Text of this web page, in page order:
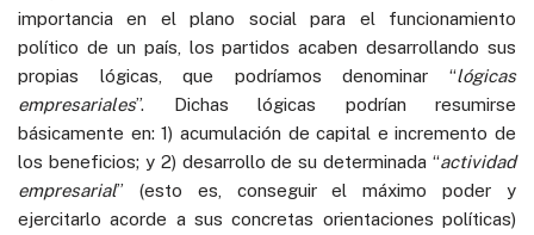
importancia en el plano social para el funcionamiento
político de un país, los partidos acaben desarrollando sus
propias lógicas, que podríamos denominar “lógicas
empresariales”. Dichas lógicas podrían resumirse
básicamente en: 1) acumulación de capital e incremento de
los beneficios; y 2) desarrollo de su determinada “actividad
empresarial” (esto es, conseguir el máximo poder y
ejercitarlo acorde a sus concretas orientaciones políticas)